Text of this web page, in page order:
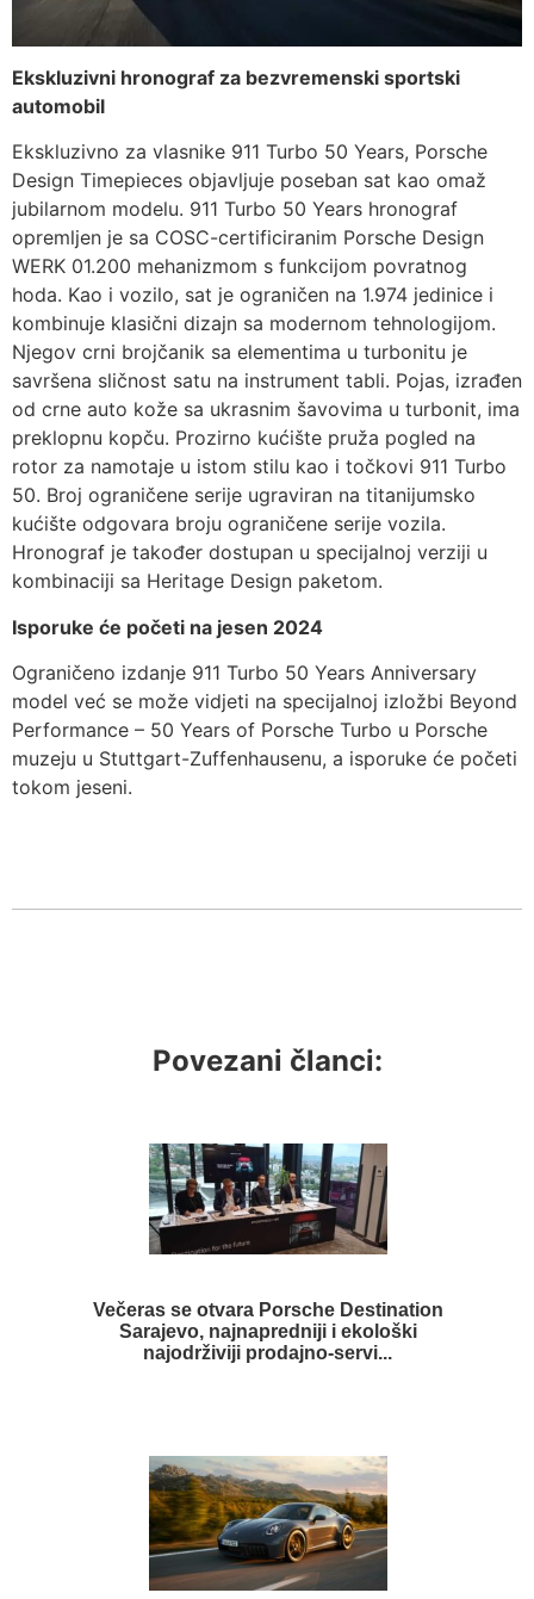
Ekskluzivni hronograf za bezvremenski sportski
automobil
Ekskluzivno za vlasnike 911 Turbo 50 Years, Porsche
Design Timepieces objavljuje poseban sat kao omaž
jubilarnom modelu. 911 Turbo 50 Years hronograf
opremljen je sa COSC-certificiranim Porsche Design
WERK 01.200 mehanizmom s funkcijom povratnog
hoda. Kao i vozilo, sat je ograničen na 1.974 jedinice i
kombinuje klasični dizajn sa modernom tehnologijom.
Njegov crni brojčanik sa elementima u turbonitu je
savršena sličnost satu na instrument tabli. Pojas, izrađen
od crne auto kože sa ukrasnim šavovima u turbonit, ima
preklopnu kopču. Prozirno kućište pruža pogled na
rotor za namotaje u istom stilu kao i točkovi 911 Turbo
50. Broj ograničene serije ugraviran na titanijumsko
kućište odgovara broju ograničene serije vozila.
Hronograf je također dostupan u specijalnoj verziji u
kombinaciji sa Heritage Design paketom.
Isporuke će početi na jesen 2024
Ograničeno izdanje 911 Turbo 50 Years Anniversary
model već se može vidjeti na specijalnoj izložbi Beyond
Performance – 50 Years of Porsche Turbo u Porsche
muzeju u Stuttgart-Zuffenhausenu, a isporuke će početi
tokom jeseni.
Povezani članci:
Večeras se otvara Porsche Destination
Sarajevo, najnapredniji i ekološki
najodrživiji prodajno-servi...